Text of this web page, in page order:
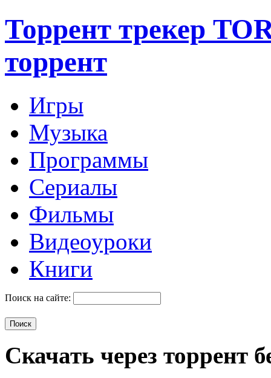
Торрент трекер
торрент
Игры
Музыка
Программы
Сериалы
Фильмы
Видеоуроки
Книги
Поиск на сайте:
Скачать через торрент